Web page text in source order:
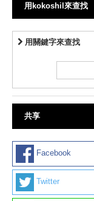
用kokoshil來查找
用關鍵字來查找
共享
Facebook
Twitter